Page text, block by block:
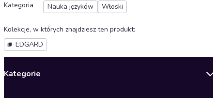
Kategoria
Nauka języków Włoski
Kolekcje, w których znajdziesz ten produkt:
EDGARD
Kategorie